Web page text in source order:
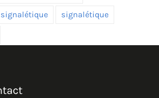
signalétique